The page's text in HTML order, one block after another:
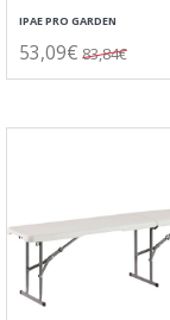
IPAE PRO GARDEN
53,09€ 83,84€